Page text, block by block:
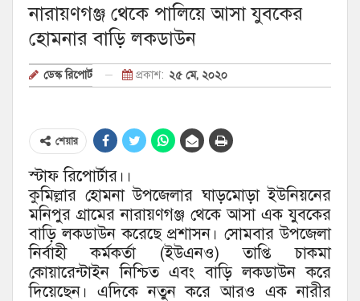
নারায়ণগঞ্জ থেকে পালিয়ে আসা যুবকের
হোমনার বাড়ি লকডাউন
ডেস্ক রিপোর্ট প্রকাশ: ২৫ মে, ২০২০
শেয়ার
স্টাফ রিপোর্টার।।
কুমিল্লার হোমনা উপজেলার ঘাড়মোড়া ইউনিয়নের
মনিপুর গ্রামের নারায়ণগঞ্জ থেকে আসা এক যুবকের
বাড়ি লকডাউন করেছে প্রশাসন। সোমবার উপজেলা
নির্বাহী কর্মকর্তা (ইউএনও) তাপ্তি চাকমা
কোয়ারেন্টাইন নিশ্চিত এবং বাড়ি লকডাউন করে
দিয়েছেন। এদিকে নতুন করে আরও এক নারীর